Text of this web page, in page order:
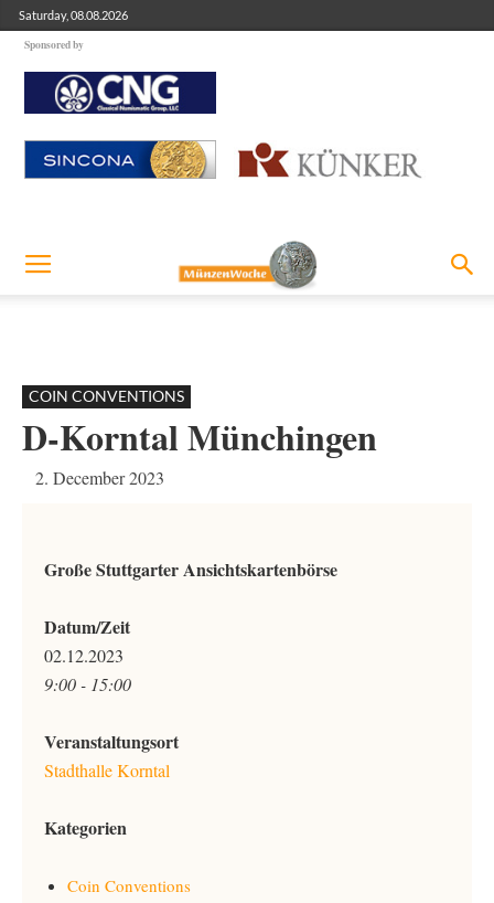
Saturday, 08.08.2026
Sponsored by
COIN CONVENTIONS
D-Korntal Münchingen
2. December 2023
Große Stuttgarter Ansichtskartenbörse
Datum/Zeit
02.12.2023
9:00 - 15:00
Veranstaltungsort
Stadthalle Korntal
Kategorien
Coin Conventions